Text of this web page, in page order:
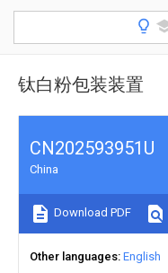
钛白粉包装装置
CN202593951U
China
Download PDF
Other languages English